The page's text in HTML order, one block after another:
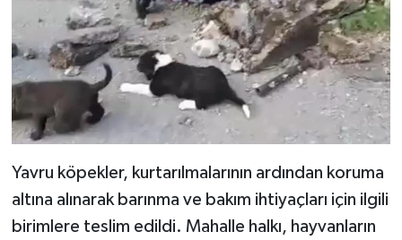
Yavru köpekler, kurtarılmalarının ardından koruma
altına alınarak barınma ve bakım ihtiyaçları için ilgili
birimlere teslim edildi. Mahalle halkı, hayvanların
BİLİM VE TEKNOLOJİ
YARIŞMALAR
TANITIM
HABERDE İNSAN